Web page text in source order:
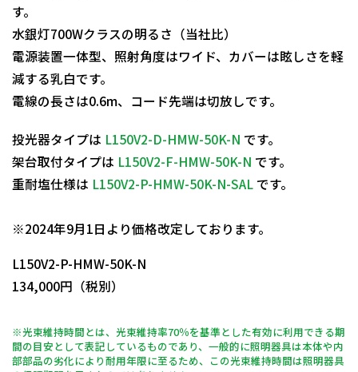
す。
水銀灯700Wクラスの明るさ（当社比）
電源装置一体型、照射角度はワイド、カバーは眩しさを軽
減する乳白です。
電線の長さは0.6m、コード先端は切放しです。
投光器タイプは L150V2-D-HMW-50K-N です。
架台取付タイプは L150V2-F-HMW-50K-N です。
重耐塩仕様は L150V2-P-HMW-50K-N-SAL です。
※2024年9月1日より価格改定しております。
L150V2-P-HMW-50K-N
134,000円（税別）
※光束維持時間とは、光束維持率70％を基準とした有効に利用できる期
間の目安として表記しているものであり、一般的に照明器具は本体や内
部部品の劣化により耐用年限に至るため、この光束維持時間は照明器具